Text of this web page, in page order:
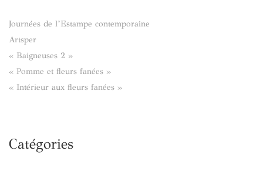
Journées de l’Estampe contemporaine
Artsper
« Baigneuses 2 »
« Pomme et fleurs fanées »
« Intérieur aux fleurs fanées »
Catégories